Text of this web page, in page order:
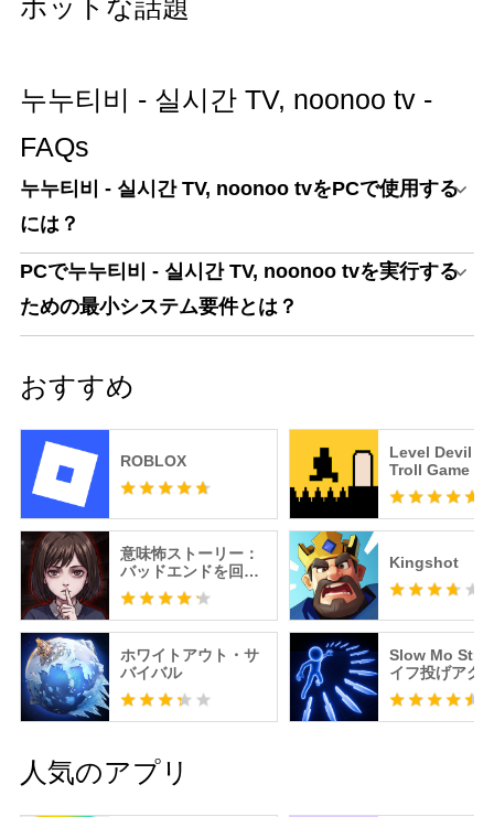
ホットな話題
누누티비 - 실시간 TV, noonoo tv -
FAQs
누누티비 - 실시간 TV, noonoo tvをPCで使用する
には？
PCで누누티비 - 실시간 TV, noonoo tvを実行する
ための最小システム要件とは？
おすすめ
ROBLOX
Level Devil -
Troll Game
意味怖ストーリー：
バッドエンドを回避
せよ！
Kingshot
ホワイトアウト・サ
バイバル
Slow Mo
イフ投げアク
人気のアプリ